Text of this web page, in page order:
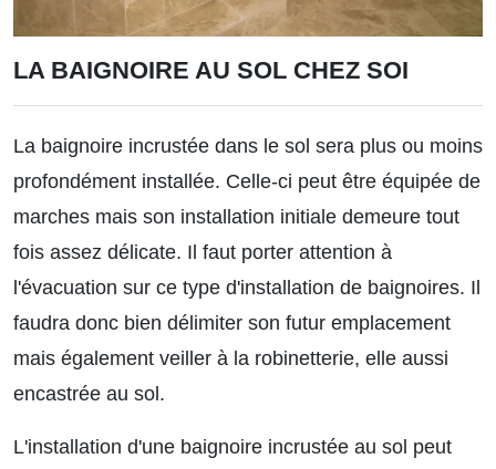
LA BAIGNOIRE AU SOL CHEZ SOI
La baignoire incrustée dans le sol sera plus ou moins
profondément installée. Celle-ci peut être équipée de
marches mais son installation initiale demeure tout
fois assez délicate. Il faut porter attention à
l'évacuation sur ce type d'installation de baignoires. Il
faudra donc bien délimiter son futur emplacement
mais également veiller à la robinetterie, elle aussi
encastrée au sol.
L'installation d'une baignoire incrustée au sol peut